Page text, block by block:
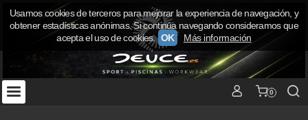
0
Usamos cookies de terceros para mejorar la experiencia de navegación, y
obtener estadísticas anónimas. Si continúa navegando consideramos que
acepta el uso de cookies. OK Más información